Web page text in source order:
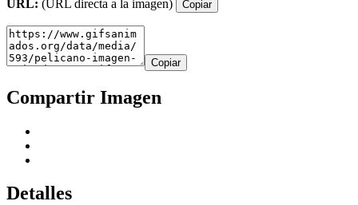
URL: (URL directa a la imagen) Copiar
Copiar
Compartir Imagen
Detalles